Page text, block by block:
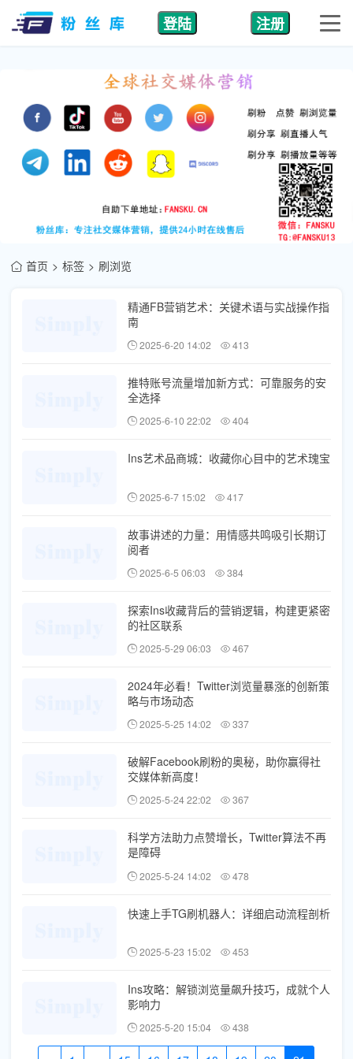
登陆 注册
首页 标签 刷浏览
精通FB营销艺术：关键术语与实战操作指
南
2025-6-20 14:02 413
推特账号流量增加新方式：可靠服务的安
全选择
2025-6-10 22:02 404
Ins艺术品商城：收藏你心目中的艺术瑰宝
2025-6-7 15:02 417
故事讲述的力量：用情感共鸣吸引长期订
阅者
2025-6-5 06:03 384
探索Ins收藏背后的营销逻辑，构建更紧密
的社区联系
2025-5-29 06:03 467
2024年必看！Twitter浏览量暴涨的创新策
略与市场动态
2025-5-25 14:02 337
破解Facebook刷粉的奥秘，助你赢得社
交媒体新高度！
2025-5-24 22:02 367
科学方法助力点赞增长，Twitter算法不再
是障碍
2025-5-24 14:02 478
快速上手TG刷机器人：详细启动流程剖析
2025-5-23 15:02 453
Ins攻略：解锁浏览量飙升技巧，成就个人
影响力
2025-5-20 15:04 438